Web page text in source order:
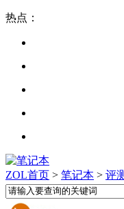
热点：
ZOL首页 > 笔记本 > 评